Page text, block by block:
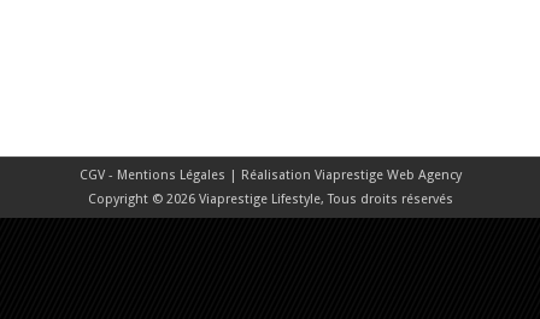
CGV - Mentions Légales | Réalisation Viaprestige Web Agency
Copyright © 2026 Viaprestige Lifestyle, Tous droits réservés